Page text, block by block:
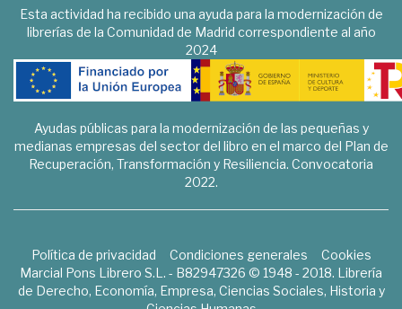
Esta actividad ha recibido una ayuda para la modernización de
librerías de la Comunidad de Madrid correspondiente al año
2024
Ayudas públicas para la modernización de las pequeñas y
medianas empresas del sector del libro en el marco del Plan de
Recuperación, Transformación y Resiliencia. Convocatoria
2022.
Política de privacidad Condiciones generales
Cookies
Marcial Pons Librero S.L. - B82947326 © 1948 - 2018. Librería
de Derecho, Economía, Empresa, Ciencias Sociales, Historia y